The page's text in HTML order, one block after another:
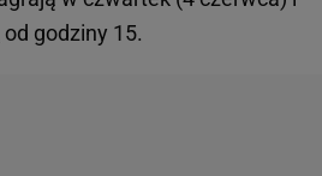
od godziny 15.